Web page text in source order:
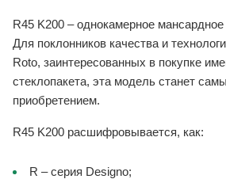
R45 K200 – однокамерное
Для поклонников качества и
Roto, заинтересованных в покупке
стеклопакета, эта модель станет
приобретением.
R45 K200 расшифровывается, как:
R – серия Designo;